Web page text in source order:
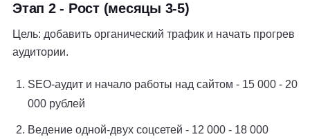
Этап 2 - Рост (месяцы 3-5)
Цель: добавить органический трафик и начать прогрев
аудитории.
SEO-аудит и начало работы над сайтом - 15 000 - 20
000 рублей
Ведение одной-двух соцсетей - 12 000 - 18 000